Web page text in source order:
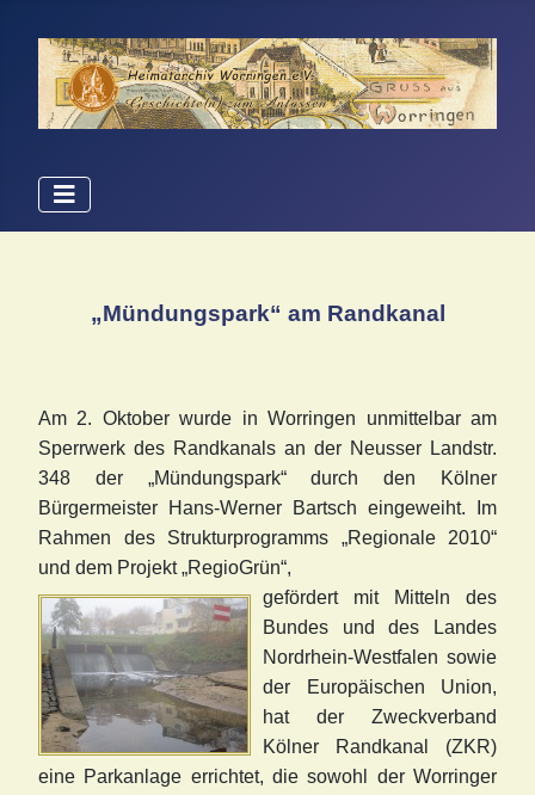
„Mündungspark“ am Randkanal
Am 2. Oktober wurde in Worringen unmittelbar am
Sperrwerk des Randkanals an der Neusser Landstr.
348 der „Mündungspark“ durch den Kölner
Bürgermeister Hans-Werner Bartsch eingeweiht. Im
Rahmen des Strukturprogramms „Regionale 2010“
und dem Projekt „RegioGrün“,
gefördert mit Mitteln des
Bundes und des Landes
Nordrhein-Westfalen sowie
der Europäischen Union,
hat der Zweckverband
Kölner Randkanal (ZKR)
eine Parkanlage errichtet, die sowohl der Worringer